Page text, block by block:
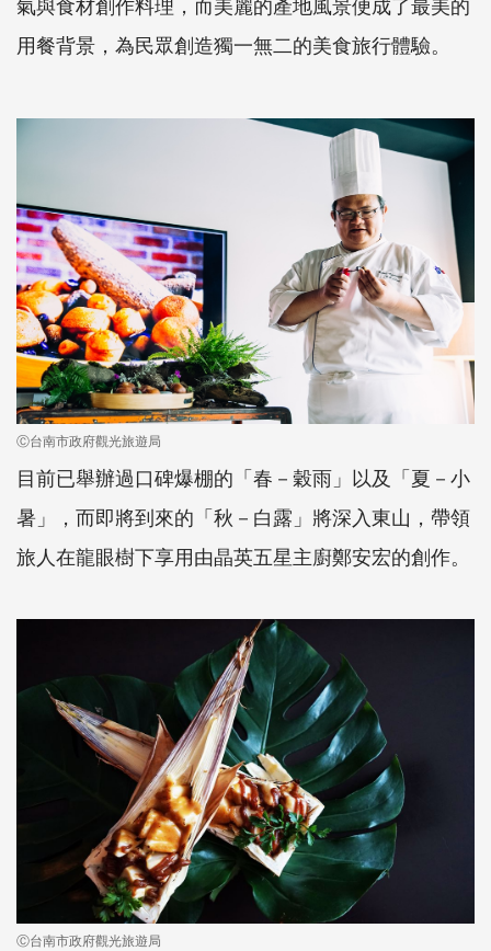
用餐背景，為民眾創造獨一無二的美食旅行體驗。
Ⓒ台南市政府觀光旅遊局
目前已舉辦過口碑爆棚的「春－穀雨」以及「夏－小
暑」，而即將到來的「秋－白露」將深入東山，帶領
旅人在龍眼樹下享用由晶英五星主廚鄭安宏的創作。
Ⓒ台南市政府觀光旅遊局